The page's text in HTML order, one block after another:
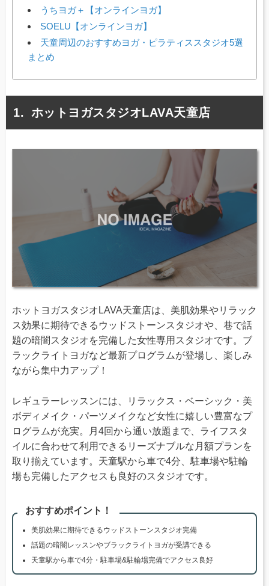
うちヨガ＋【オンラインヨガ】
SOELU【オンラインヨガ】
天童周辺のおすすめヨガ・ピラティススタジオ5選
まとめ
ホットヨガスタジオLAVA天童店
ホットヨガスタジオLAVA天童店は、美肌効果やリラック
ス効果に期待できるウッドストーンスタジオや、巷で話
題の暗闇スタジオを完備した女性専用スタジオです。ブ
ラックライトヨガなど最新プログラムが登場し、楽しみ
ながら集中力アップ！
レギュラーレッスンには、リラックス・ベーシック・美
ボディメイク・パーツメイクなど女性に嬉しい豊富なプ
ログラムが充実。月4回から通い放題まで、ライフスタ
イルに合わせて利用できるリーズナブルな月額プランを
取り揃えています。天童駅から車で4分、駐車場や駐輪
場も完備したアクセスも良好のスタジオです。
おすすめポイント！
美肌効果に期待できるウッドストーンスタジオ完備
話題の暗闇レッスンやブラックライトヨガが受講できる
天童駅から車で4分・駐車場&駐輪場完備でアクセス良好